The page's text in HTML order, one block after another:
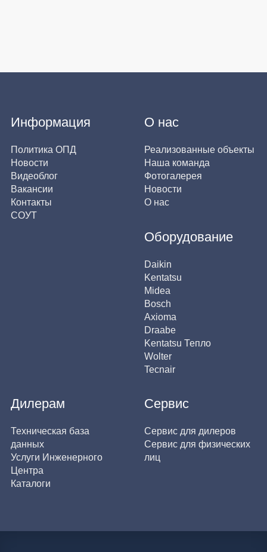
Информация
Политика ОПД
Новости
Видеоблог
Вакансии
Контакты
СОУТ
О нас
Реализованные объекты
Наша команда
Фотогалерея
Новости
О нас
Оборудование
Daikin
Kentatsu
Midea
Bosch
Axioma
Draabe
Kentatsu Тепло
Wolter
Tecnair
Дилерам
Техническая база
данных
Услуги Инженерного
Центра
Каталоги
Сервис
Сервис для дилеров
Сервис для физических
лиц